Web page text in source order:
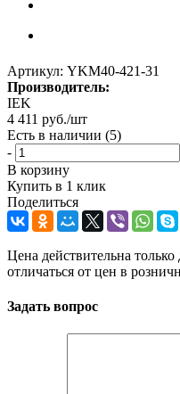
Артикул: YKM40-421-31
Производитель:
IEK
4 411 руб./шт
Есть в наличии (5)
-
В корзину
Купить в 1 клик
Поделиться
Цена действительна
отличаться от цен в
Задать вопрос